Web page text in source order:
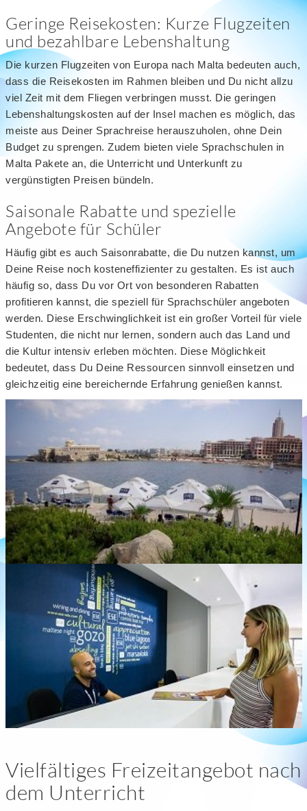
Geringe Reisekosten: Kurze Flugzeiten
und bezahlbare Lebenshaltung
Die kurzen Flugzeiten von Europa nach Malta bedeuten auch,
dass die Reisekosten im Rahmen bleiben und Du nicht allzu
viel Zeit mit dem Fliegen verbringen musst. Die geringen
Lebenshaltungskosten auf der Insel machen es möglich, das
meiste aus Deiner Sprachreise herauszuholen, ohne Dein
Budget zu sprengen. Zudem bieten viele Sprachschulen in
Malta Pakete an, die Unterricht und Unterkunft zu
vergünstigten Preisen bündeln.
Saisonale Rabatte und spezielle
Angebote für Schüler
Häufig gibt es auch Saisonrabatte, die Du nutzen kannst, um
Deine Reise noch kosteneffizienter zu gestalten. Es ist auch
häufig so, dass Du vor Ort von besonderen Rabatten
profitieren kannst, die speziell für Sprachschüler angeboten
werden. Diese Erschwinglichkeit ist ein großer Vorteil für viele
Studenten, die nicht nur lernen, sondern auch das Land und
die Kultur intensiv erleben möchten. Diese Möglichkeit
bedeutet, dass Du Deine Ressourcen sinnvoll einsetzen und
gleichzeitig eine bereichernde Erfahrung genießen kannst.
Vielfältiges Freizeitangebot nach
dem Unterricht